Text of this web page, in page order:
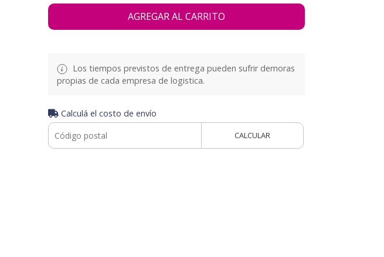
AGREGAR AL CARRITO
Los tiempos previstos de entrega pueden sufrir demoras
propias de cada empresa de logistica.
Calculá el costo de envío
CALCULAR